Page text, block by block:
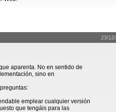
23/
aparenta. No en sentido de
sino en
emplear cualquier versión
que tengáis para las